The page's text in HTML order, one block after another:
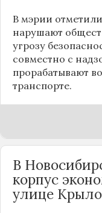
В мэрии
нарушают
угрозу
совместно с
прорабатывают
транспорте.
В
корпус
улице